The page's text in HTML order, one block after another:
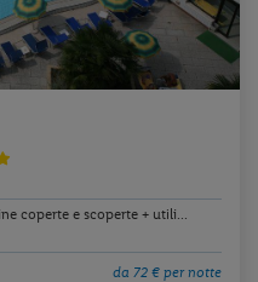
coperte e scoperte + utili...
da 72 € per notte